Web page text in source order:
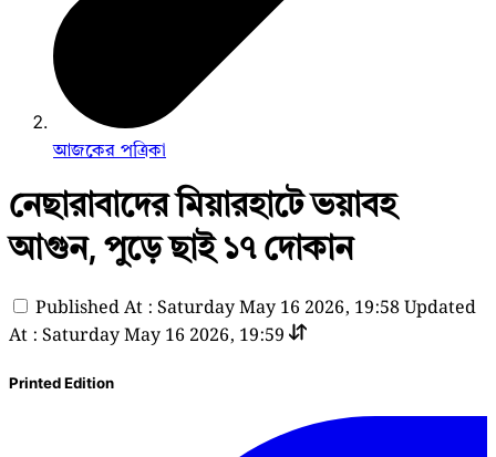
আজকের পত্রিকা
নেছারাবাদের মিয়ারহাটে ভয়াবহ
আগুন, পুড়ে ছাই ১৭ দোকান
Published At : Saturday May 16 2026, 19:58Updated
At : Saturday May 16 2026, 19:59
Printed Edition